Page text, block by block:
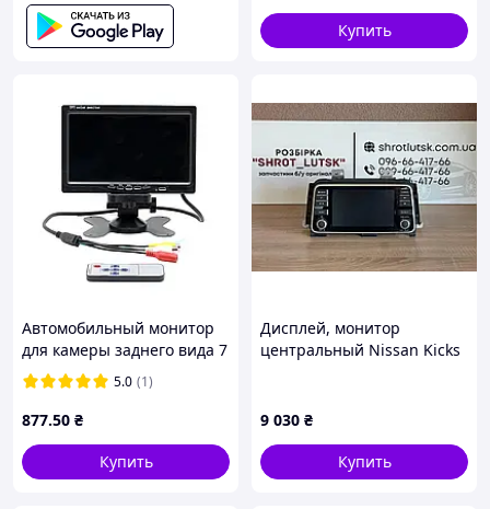
Купить
Автомобильный монитор
для камеры заднего вида 7
" Авто монитор дисплей
для парковки заднего хода
LCD TFT
5.0 (1)
877.50 ₴
Купить
Дисплей, монитор
центральный Nissan Kicks
9 030 ₴
Купить